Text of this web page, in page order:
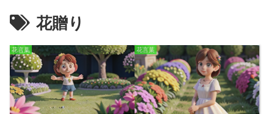
花贈り
花言葉 花言葉